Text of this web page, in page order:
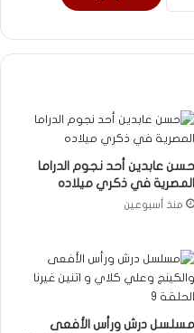
حسن عابدين أحد نجوم الدراما
المصرية في ذكري ميلاده
منذ أسبوعين
مسلسل درش ورأس الأفعى